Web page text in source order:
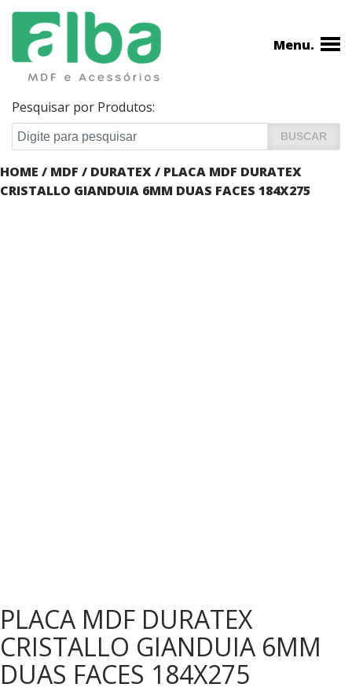
Pesquisar por Produtos:
Menu.
HOME / MDF / DURATEX/ PLACA MDF DURATEX
CRISTALLO GIANDUIA 6MM DUAS FACES 184X275
PLACA MDF DURATEX
CRISTALLO GIANDUIA 6MM
DUAS FACES 184X275